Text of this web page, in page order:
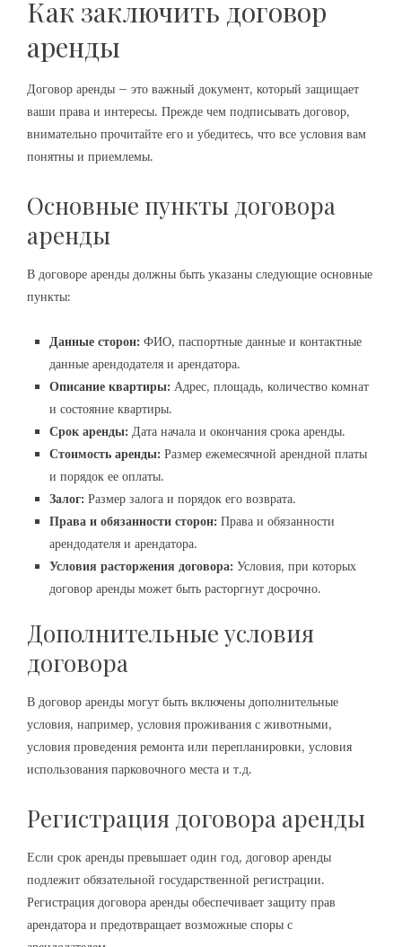
Как заключить договор
аренды
Договор аренды – это важный документ, который защищает
ваши права и интересы. Прежде чем подписывать договор,
внимательно прочитайте его и убедитесь, что все условия вам
понятны и приемлемы.
Основные пункты договора
аренды
В договоре аренды должны быть указаны следующие основные
пункты:
Данные сторон: ФИО, паспортные данные и контактные
данные арендодателя и арендатора.
Описание квартиры: Адрес, площадь, количество комнат
и состояние квартиры.
Срок аренды: Дата начала и окончания срока аренды.
Стоимость аренды: Размер ежемесячной арендной платы
и порядок ее оплаты.
Залог: Размер залога и порядок его возврата.
Права и обязанности сторон: Права и обязанности
арендодателя и арендатора.
Условия расторжения договора: Условия, при которых
договор аренды может быть расторгнут досрочно.
Дополнительные условия
договора
В договор аренды могут быть включены дополнительные
условия, например, условия проживания с животными,
условия проведения ремонта или перепланировки, условия
использования парковочного места и т.д.
Регистрация договора аренды
Если срок аренды превышает один год, договор аренды
подлежит обязательной государственной регистрации.
Регистрация договора аренды обеспечивает защиту прав
арендатора и предотвращает возможные споры с